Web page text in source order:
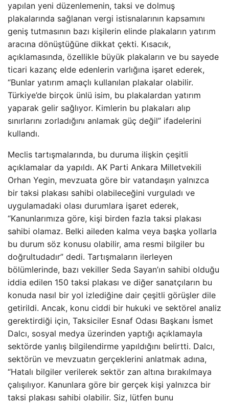
yapılan yeni düzenlemenin, taksi ve dolmuş
plakalarında sağlanan vergi istisnalarının kapsamını
geniş tutmasının bazı kişilerin elinde plakaların yatırım
aracına dönüştüğüne dikkat çekti. Kısacık,
açıklamasında, özellikle büyük plakaların ve bu sayede
ticari kazanç elde edenlerin varlığına işaret ederek,
“Bunlar yatırım amaçlı kullanılan plakalar olabilir.
Türkiye’de birçok ünlü isim, bu plakalardan yatırım
yaparak gelir sağlıyor. Kimlerin bu plakaları alıp
sınırlarını zorladığını anlamak güç değil” ifadelerini
kullandı.
Meclis tartışmalarında, bu duruma ilişkin çeşitli
açıklamalar da yapıldı. AK Parti Ankara Milletvekili
Orhan Yegin, mevzuata göre bir vatandaşın yalnızca
bir taksi plakası sahibi olabileceğini vurguladı ve
uygulamadaki olası durumlara işaret ederek,
“Kanunlarımıza göre, kişi birden fazla taksi plakası
sahibi olamaz. Belki aileden kalma veya başka yollarla
bu durum söz konusu olabilir, ama resmi bilgiler bu
doğrultudadır” dedi. Tartışmaların ilerleyen
bölümlerinde, bazı vekiller Seda Sayan’ın sahibi olduğu
iddia edilen 150 taksi plakası ve diğer sanatçıların bu
konuda nasıl bir yol izlediğine dair çeşitli görüşler dile
getirildi. Ancak, konu ciddi bir hukuki ve sektörel analiz
gerektirdiği için, Taksiciler Esnaf Odası Başkanı İsmet
Dalcı, sosyal medya üzerinden yaptığı açıklamayla
sektörde yanlış bilgilendirme yapıldığını belirtti. Dalcı,
sektörün ve mevzuatın gerçeklerini anlatmak adına,
“Hatalı bilgiler verilerek sektör zan altına bırakılmaya
çalışılıyor. Kanunlara göre bir gerçek kişi yalnızca bir
taksi plakası sahibi olabilir. Siz, lütfen bunu